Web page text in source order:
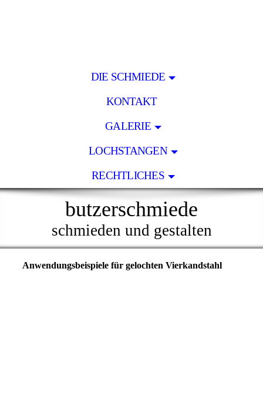
DIE SCHMIEDE
KONTAKT
GALERIE
LOCHSTANGEN
RECHTLICHES
butzerschmiede
schmieden und gestalten
Anwendungsbeispiele für gelochten Vierkandstahl